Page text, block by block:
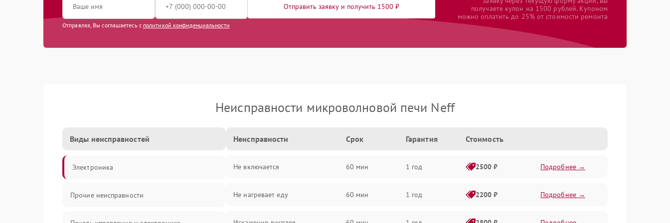
Отправить заявку и получить 1500 ₽
Отправляя, Вы соглашаетесь с политикой конфиденциальности
получаете купон на 1500 рублей. Купоном
можно оплатить до 25% от стоимости ремонта
Неисправности микроволновой печи Neff
Виды неисправностей
Электроника
Прочие неисправности
Неисправности Срок Гарантия Стоимость
Не включается 60 мин 1 год 2500 ₽ Подробнее →
Не нагревает еду 60 мин 1 год 2200 ₽ Подробнее →